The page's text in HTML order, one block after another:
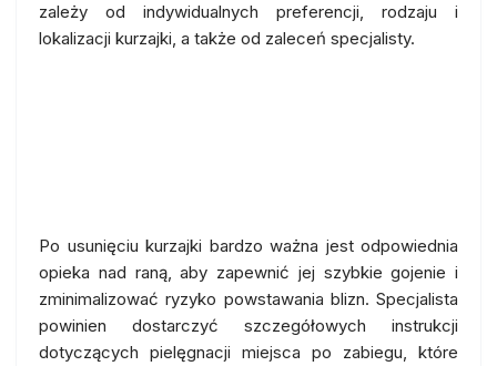
zależy od indywidualnych preferencji, rodzaju i
lokalizacji kurzajki, a także od zaleceń specjalisty.
Po usunięciu kurzajki bardzo ważna jest odpowiednia
opieka nad raną, aby zapewnić jej szybkie gojenie i
zminimalizować ryzyko powstawania blizn. Specjalista
powinien dostarczyć szczegółowych instrukcji
dotyczących pielęgnacji miejsca po zabiegu, które